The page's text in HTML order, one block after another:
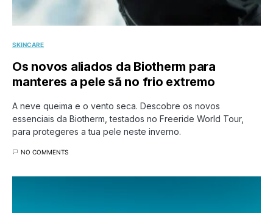
SKINCARE
Os novos aliados da Biotherm para
manteres a pele sã no frio extremo
A neve queima e o vento seca. Descobre os novos
essenciais da Biotherm, testados no Freeride World Tour,
para protegeres a tua pele neste inverno.
NO COMMENTS